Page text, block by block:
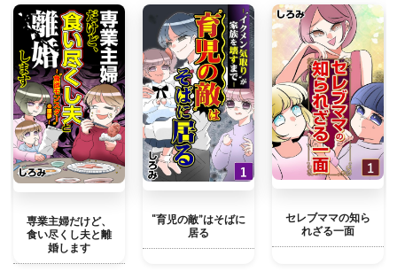
専業主婦だけど、
食い尽くし夫と離
婚します
“育児の敵”はそばに
居る
セレブママの知ら
れざる一面